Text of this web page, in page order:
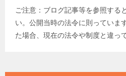
ご注意：ブログ記事等を参照する
い。公開当時の法令に則っていま
た場合、現在の法令や制度と違っ